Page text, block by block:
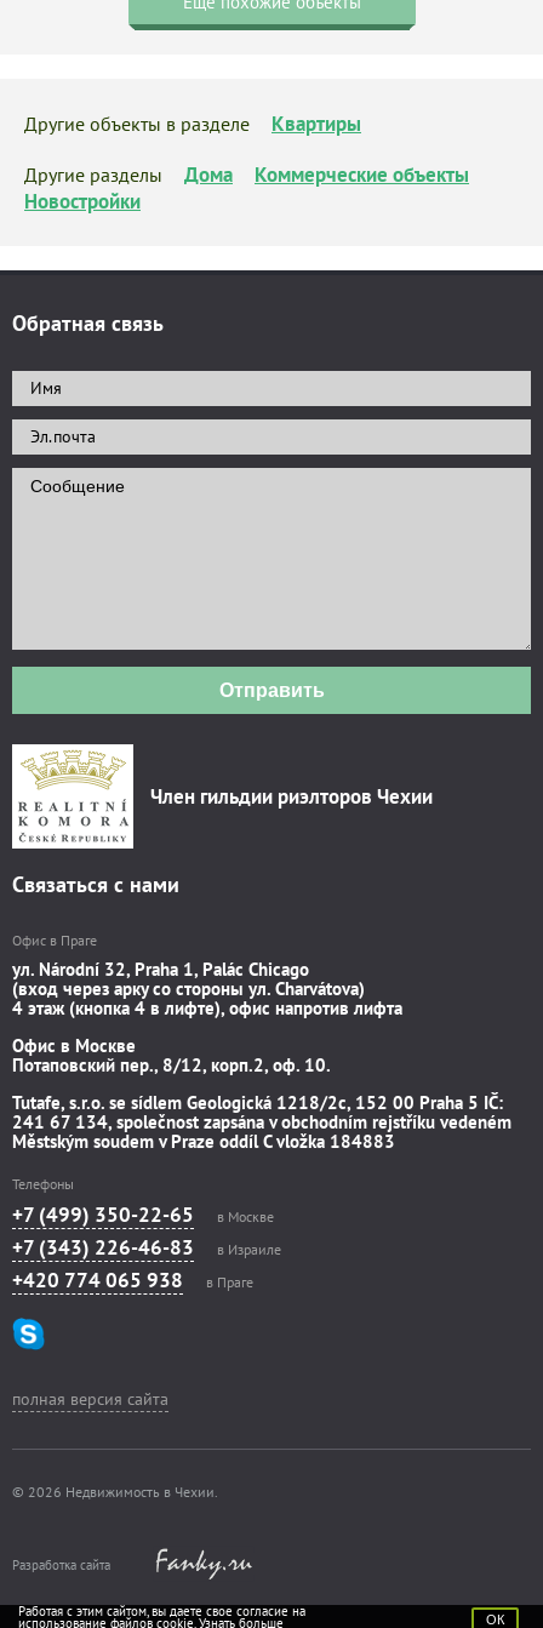
Другие объекты в разделе Квартиры
Другие разделы Дома
Коммерческие объекты
Новостройки
Обратная связь
Отправить
Член гильдии риэлторов Чехии
Связаться с нами
Офис в Праге
ул. Národní 32, Praha 1, Palác Chicago
(вход через арку со стороны ул. Charvátova)
4 этаж (кнопка 4 в лифте), офис напротив лифта
Офис в Москве
Потаповский пер., 8/12, корп.2, оф. 10.
Tutafe, s.r.o. se sídlem Geologická 1218/2c, 152 00 Praha 5 IČ:
241 67 134, společnost zapsána v obchodním rejstříku vedeném
Městským soudem v Praze oddíl C vložka 184883
Телефоны
+7 (499) 350-22-65 в Москве
+7 (343) 226-46-83 в Израиле
+420 774 065 938 в Праге
полная версия сайта
© 2026 Недвижимость в Чехии.
Разработка сайта
Работая с этим сайтом, вы даете свое согласие на
использование файлов cookie.Узнать больше ОК